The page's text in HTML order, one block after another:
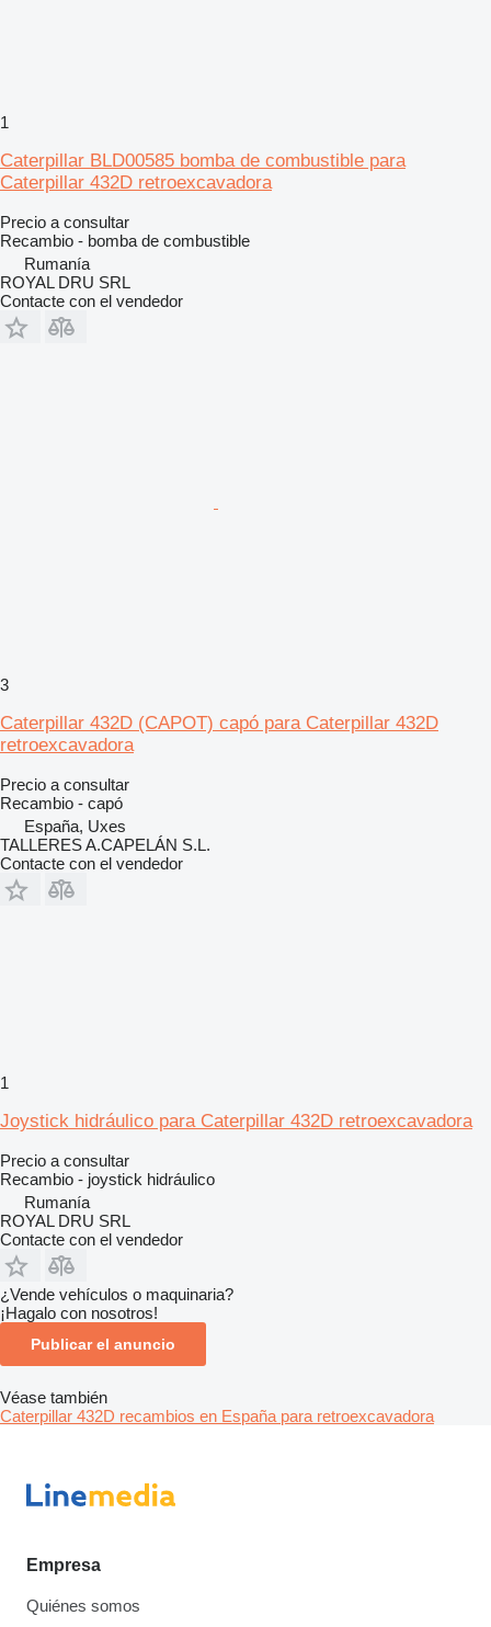
1
Caterpillar BLD00585 bomba de combustible para
Caterpillar 432D retroexcavadora
Precio a consultar
Recambio - bomba de combustible
Rumanía
ROYAL DRU SRL
Contacte con el vendedor
3
Caterpillar 432D (CAPOT) capó para Caterpillar 432D
retroexcavadora
Precio a consultar
Recambio - capó
España, Uxes
TALLERES A.CAPELÁN S.L.
Contacte con el vendedor
1
Joystick hidráulico para Caterpillar 432D retroexcavadora
Precio a consultar
Recambio - joystick hidráulico
Rumanía
ROYAL DRU SRL
Contacte con el vendedor
¿Vende vehículos o maquinaria?
¡Hagalo con nosotros!
Publicar el anuncio
Véase también
Caterpillar 432D recambios en España para retroexcavadora
Empresa
Quiénes somos